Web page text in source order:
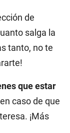
de
salga la
tanto, no te
que estar
caso de que
¡Más